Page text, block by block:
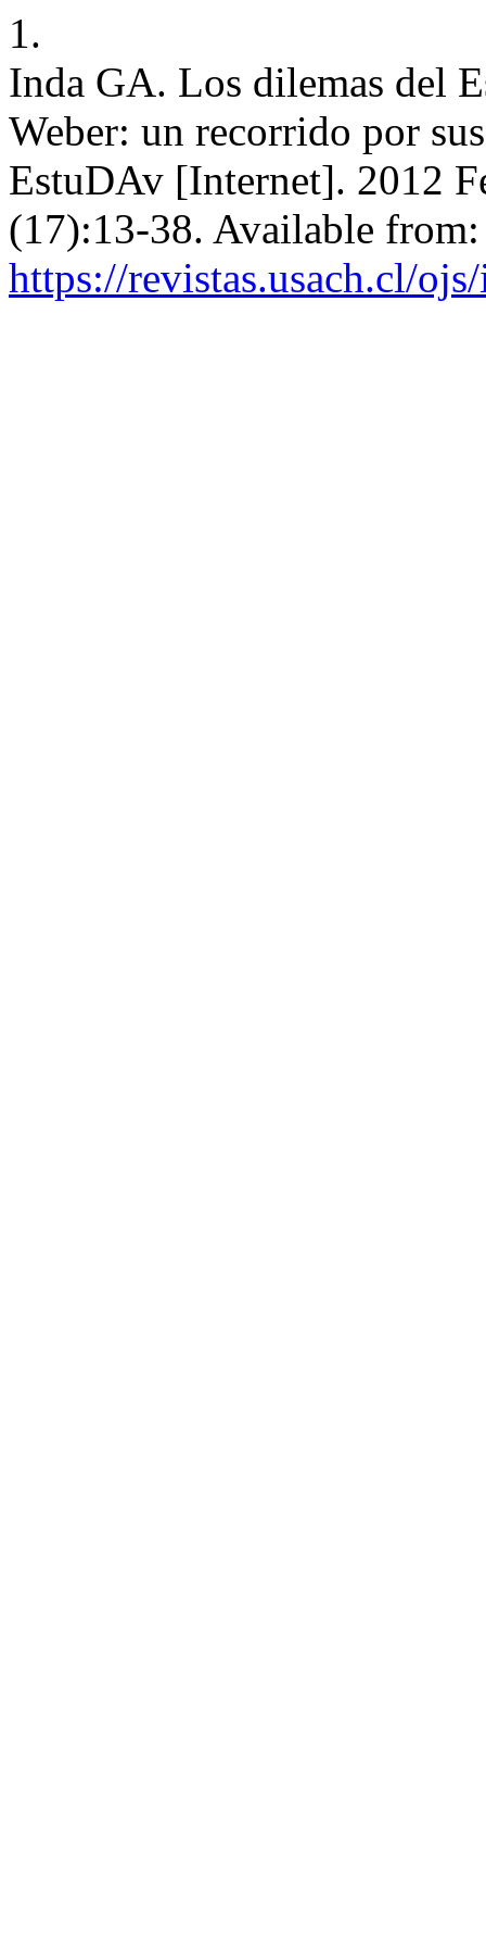
1.
Inda GA. Los dilemas del
Weber: un recorrido por
EstuDAv [Internet]. 2012
(17):13-38. Available from:
https://revistas.usach.cl/